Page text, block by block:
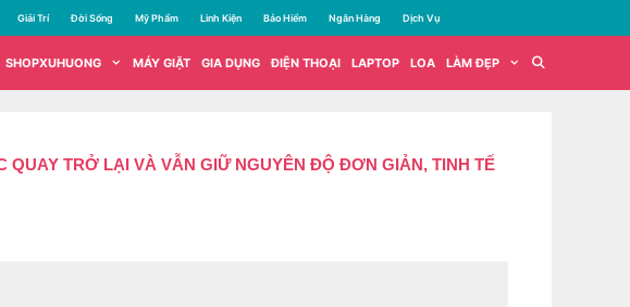
Giải Trí Đời Sống Mỹ Phẩm Linh Kiện Bảo Hiểm Ngân Hàng Dịch Vụ
SHOPXUHUONG MÁY GIẶT GIA DỤNG ĐIỆN THOẠI LAPTOP LOA LÀM ĐẸP
TRỞ LẠI VÀ VẪN GIỮ NGUYÊN ĐỘ ĐƠN GIẢN, TINH TẾ